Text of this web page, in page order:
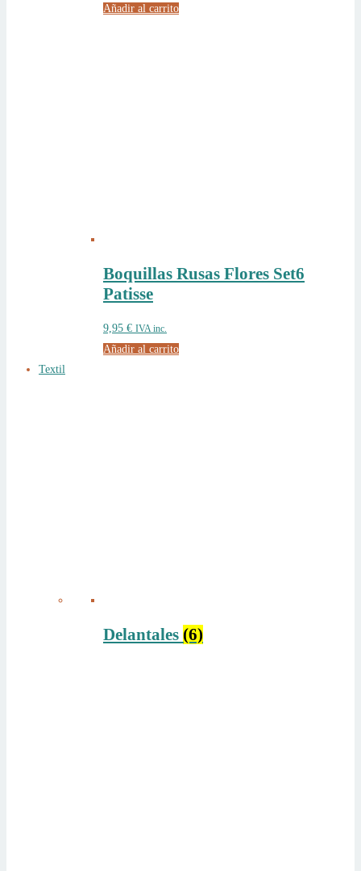
Añadir al carrito
Boquillas Rusas Flores Set6
Patisse
9,95 € IVA inc.
Añadir al carrito
Textil
Delantales (6)